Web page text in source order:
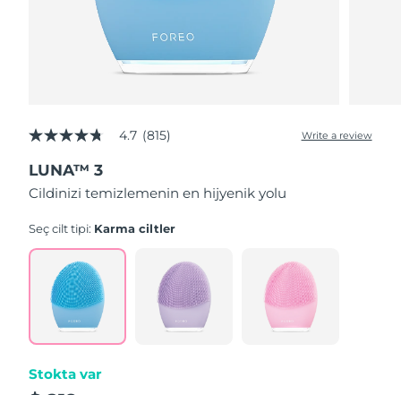
4.7
of
5
stars,
rating
Read
Reviews.
Same
page
link.
4.7 (815) Write a review
LUNA™ 3
Cildinizi temizlemenin en hijyenik yolu
Seç cilt tipi: Karma ciltler
Stokta var